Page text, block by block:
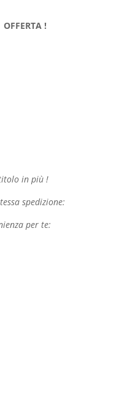
!
in più !
spedizione:
per te: